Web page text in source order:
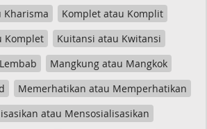
Kharisma
Komplet atau Komplit
Komplet
Kuitansi atau Kwitansi
Mangkung atau Mangkok
Memerhatikan atau Memperhatikan
atau Mensosialisasikan